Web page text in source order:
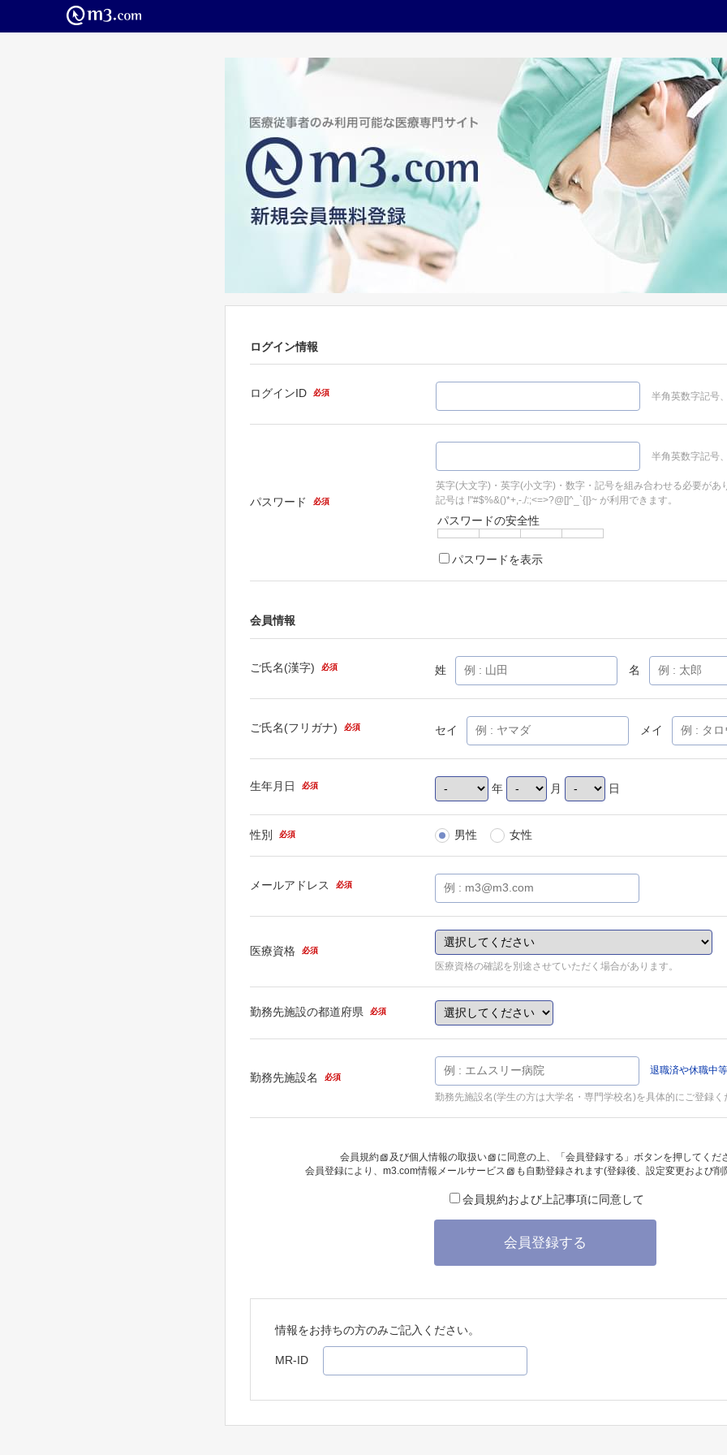
ログイン情報
ログインID 必須 半角英数字記号
パスワード 必須
半角英数字記号
英字(大文字)・英字(小文字)・数字・記号を組み合わせる必要があ
記号は !"#$%&()*+,-./:;<=>?@[]^_`{|}~ が利用できます。
パスワードの安全性
パスワードを表示
会員情報
ご氏名(漢字) 必須 姓 名
ご氏名(フリガナ) 必須 セイ メイ
生年月日 必須 年 月 日
性別 必須 男性 女性
メールアドレス 必須
医療資格 必須
医療資格の確認を別途させていただく場合があります。
勤務先施設の都道府県 必須
勤務先施設名 必須
退職済や休職中
勤務先施設名(学生の方は大学名・専門学校名)を具体的にご登録く
会員規約 及び個人情報の取扱い
に同意の上、「会員登録する」ボタンを押してくだ
会員登録により、 m3.com情報メールサービス も自動登録されます(登録後、設定変更および
会員規約および上記事項に同意して
会員登録する
情報をお持ちの方のみご記入ください。
MR-ID